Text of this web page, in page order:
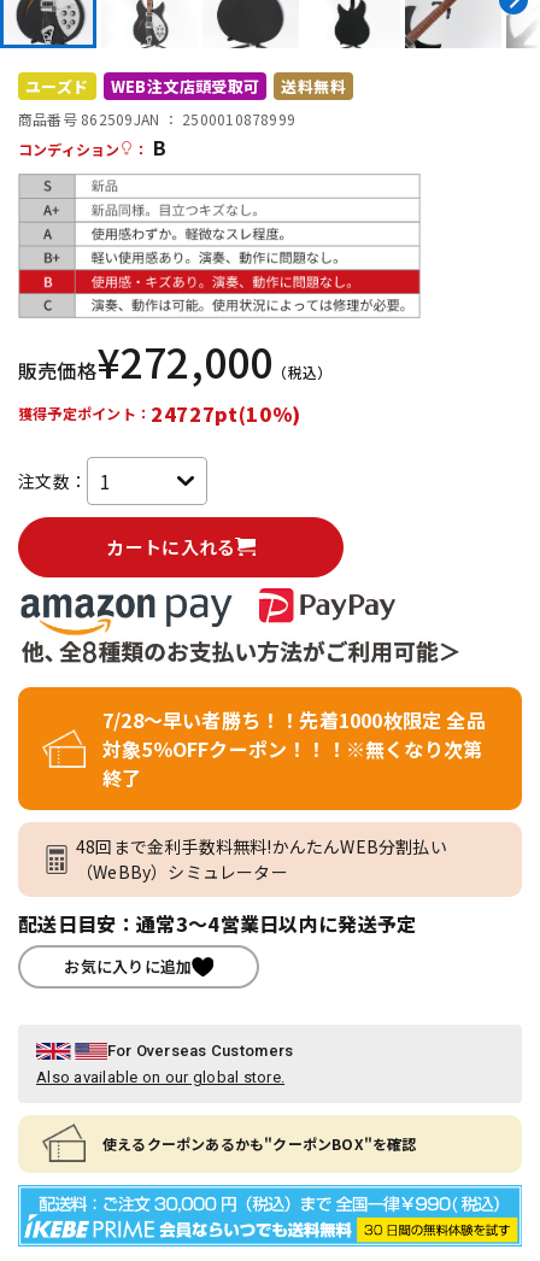
DTM オンライン納品 レコーディング機器
配信/ライブ機器
中古 ヴィンテージ
ユーズド WEB注文店頭受取可 送料無料
商品番号 862509JAN ： 2500010878999
コンディション
： B
販売価格¥272,000 （税込）
獲得予定ポイント： 24727pt(10%)
注文数：
カートに入れる
7/28～早い者勝ち！！先着1000枚限定 全品
対象5％OFFクーポン！！！※無くなり次第
終了
48回まで金利手数料無料!かんたんWEB分割払い
（WeBBy）シミュレーター
配送日目安：通常3～4営業日以内に発送予定
お気に入りに追加
For Overseas Customers
Also available on our global store.
使えるクーポンあるかも"クーポンBOX"を確認